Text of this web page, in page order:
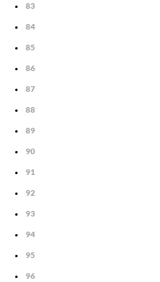
83
84
85
86
87
88
89
90
91
92
93
94
95
96